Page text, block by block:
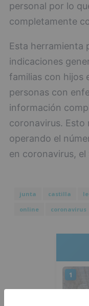
personal por lo
completamente
Esta herramienta
indicaciones
familias con hijos
personas con
información
coronavirus. Esto
operando el
en coronavirus,
junta castilla
online
coronavirus
1